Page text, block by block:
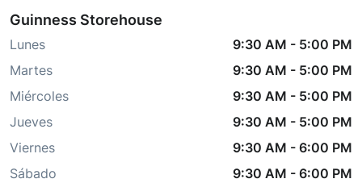
Guinness Storehouse
Lunes 9:30 AM - 5:00 PM
Martes
9:30 AM - 5:00 PM
Miércoles
9:30 AM - 5:00 PM
Jueves
9:30 AM - 5:00 PM
Viernes
9:30 AM - 6:00 PM
Sábado
9:30 AM - 6:00 PM